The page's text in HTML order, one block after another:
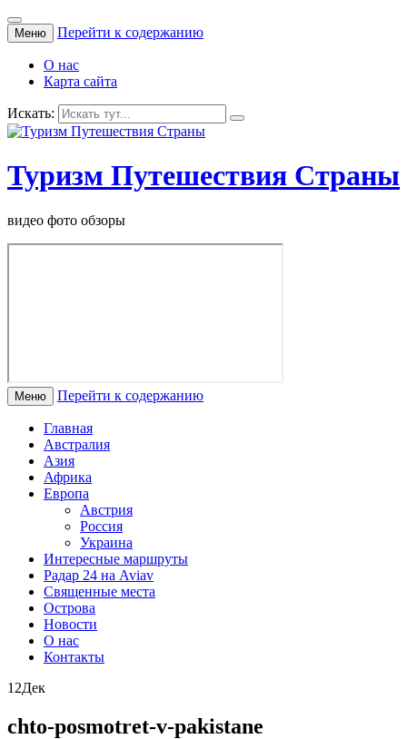
Меню Перейти к содержанию
О нас
Карта сайта
Искать:
Туризм Путешествия Страны
видео фото обзоры
Меню Перейти к содержанию
Главная
Австралия
Азия
Африка
Европа
Австрия
Россия
Украина
Интересные маршруты
Радар 24 на Aviav
Священные места
Острова
Новости
О нас
Контакты
12Дек
chto-posmotret-v-pakistane